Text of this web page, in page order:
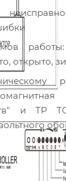
работы:
открыто,
и ТР